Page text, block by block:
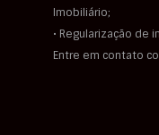
Imobiliário;
• Regularização de
Entre em contato